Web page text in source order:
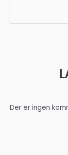
Der er ingen